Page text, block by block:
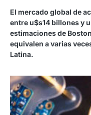
El mercado global de
entre u$s14 billones y
estimaciones de
equivalen a varias
Latina.